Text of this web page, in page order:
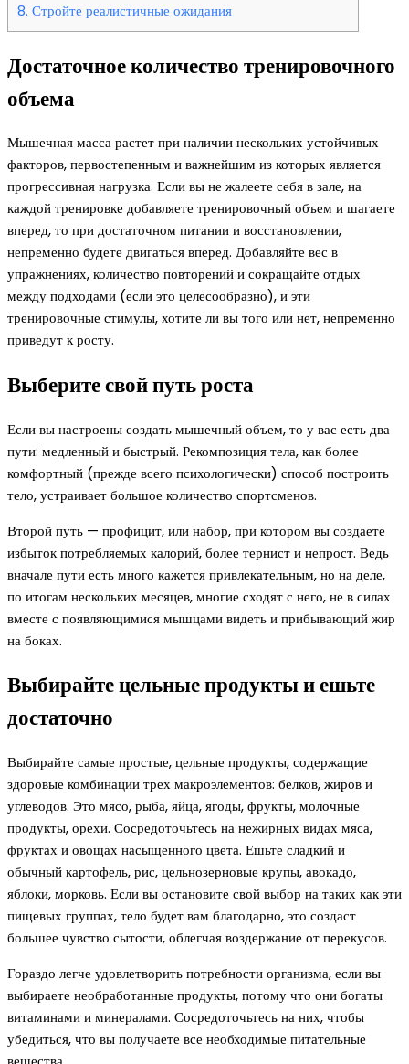
8. Стройте реалистичные ожидания
Достаточное количество тренировочного
объема
Мышечная масса растет при наличии нескольких устойчивых
факторов, первостепенным и важнейшим из которых является
прогрессивная нагрузка. Если вы не жалеете себя в зале, на
каждой тренировке добавляете тренировочный объем и шагаете
вперед, то при достаточном питании и восстановлении,
непременно будете двигаться вперед. Добавляйте вес в
упражнениях, количество повторений и сокращайте отдых
между подходами (если это целесообразно), и эти
тренировочные стимулы, хотите ли вы того или нет, непременно
приведут к росту.
Выберите свой путь роста
Если вы настроены создать мышечный объем, то у вас есть два
пути: медленный и быстрый. Рекомпозиция тела, как более
комфортный (прежде всего психологически) способ построить
тело, устраивает большое количество спортсменов.
Второй путь — профицит, или набор, при котором вы создаете
избыток потребляемых калорий, более тернист и непрост. Ведь
вначале пути есть много кажется привлекательным, но на деле,
по итогам нескольких месяцев, многие сходят с него, не в силах
вместе с появляющимися мышцами видеть и прибывающий жир
на боках.
Выбирайте цельные продукты и ешьте
достаточно
Выбирайте самые простые, цельные продукты, содержащие
здоровые комбинации трех макроэлементов: белков, жиров и
углеводов. Это мясо, рыба, яйца, ягоды, фрукты, молочные
продукты, орехи. Сосредоточьтесь на нежирных видах мяса,
фруктах и овощах насыщенного цвета. Ешьте сладкий и
обычный картофель, рис, цельнозерновые крупы, авокадо,
яблоки, морковь. Если вы остановите свой выбор на таких как эти
пищевых группах, тело будет вам благодарно, это создаст
большее чувство сытости, облегчая воздержание от перекусов.
Гораздо легче удовлетворить потребности организма, если вы
выбираете необработанные продукты, потому что они богаты
витаминами и минералами. Сосредоточьтесь на них, чтобы
убедиться, что вы получаете все необходимые питательные